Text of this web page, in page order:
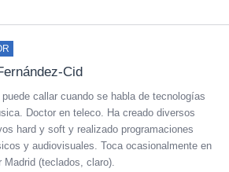
Cid
puede callar cuando se habla de tecnologías
Doctor en teleco. Ha creado diversos
hard y soft y realizado programaciones
y audiovisuales. Toca ocasionalmente en
Madrid (teclados, claro).